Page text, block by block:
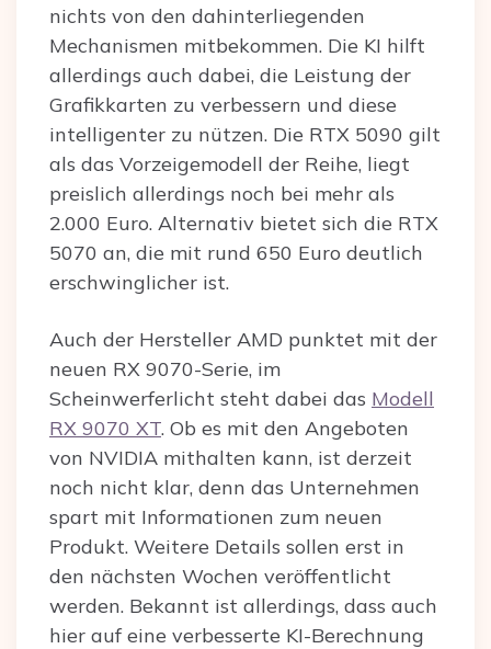
nichts von den dahinterliegenden
Mechanismen mitbekommen. Die KI hilft
allerdings auch dabei, die Leistung der
Grafikkarten zu verbessern und diese
intelligenter zu nützen. Die RTX 5090 gilt
als das Vorzeigemodell der Reihe, liegt
preislich allerdings noch bei mehr als
2.000 Euro. Alternativ bietet sich die RTX
5070 an, die mit rund 650 Euro deutlich
erschwinglicher ist.
Auch der Hersteller AMD punktet mit der
neuen RX 9070-Serie, im
Scheinwerferlicht steht dabei das Modell
RX 9070 XT. Ob es mit den Angeboten
von NVIDIA mithalten kann, ist derzeit
noch nicht klar, denn das Unternehmen
spart mit Informationen zum neuen
Produkt. Weitere Details sollen erst in
den nächsten Wochen veröffentlicht
werden. Bekannt ist allerdings, dass auch
hier auf eine verbesserte KI-Berechnung